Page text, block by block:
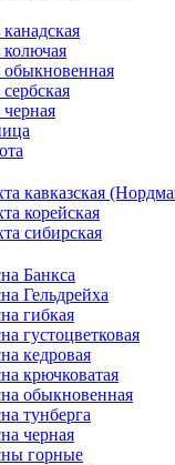
колючая
обыкновенная
кавказская
корейская
сибирская
Банкса
Гельдрейха
гибкая
густоцветковая
кедровая
крючковатая
обыкновенная
тунберга
черная
горные